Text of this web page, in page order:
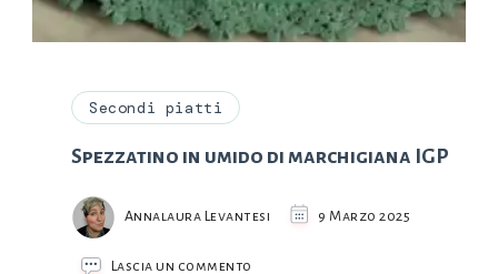
Secondi piatti
Spezzatino in umido di marchigiana IGP
Annalaura Levantesi 9 Marzo 2025
Lascia un commento